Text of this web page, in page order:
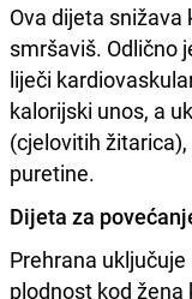
Ova dijeta
smršaviš. Odlično
liječi
kalorijski unos, a
(cjelovitih
puretine.
Dijeta za
Prehrana
plodnost kod